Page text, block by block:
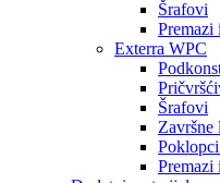
Šrafovi
Premazi
Exterra WPC
Šrafovi
Završne
Premazi